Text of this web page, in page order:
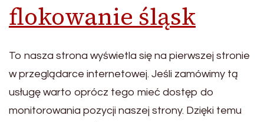
flokowanie śląsk
To nasza strona wyświetla się na pierwszej stronie
w przeglądarce internetowej. Jeśli zamówimy tą
usługę warto oprócz tego mieć dostęp do
monitorowania pozycji naszej strony. Dzięki temu